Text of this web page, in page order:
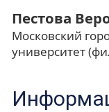
Пестова
Московский
университет